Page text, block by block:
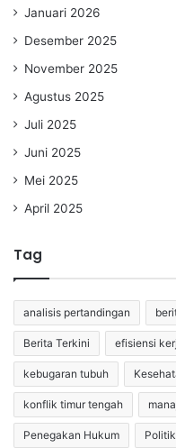
Januari 2026
Desember 2025
November 2025
Agustus 2025
Juli 2025
Juni 2025
Mei 2025
April 2025
Tag
analisis pertandingan
Berita Terkini efisiensi
kebugaran tubuh
konflik timur tengah
Penegakan Hukum